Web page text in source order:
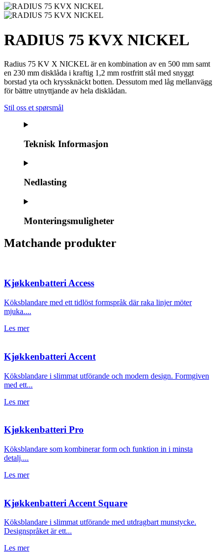
RADIUS 75 KVX NICKEL
Radius 75 KV X NICKEL är en kombination av en 500 mm samt
en 230 mm disklåda i kraftig 1,2 mm rostfritt stål med snyggt
borstad yta och kryssknäckt botten. Dessutom med låg mellanvägg
för bättre utnyttjande av hela disklådan.
Stil oss et spørsmål
Teknisk Informasjon
Nedlasting
Monteringsmuligheter
Matchande produkter
Kjøkkenbatteri Access
Köksblandare med ett tidlöst formspråk där raka linjer möter
mjuka....
Les mer
Kjøkkenbatteri Accent
Köksblandare i slimmat utförande och modern design. Formgiven
med ett...
Les mer
Kjøkkenbatteri Pro
Köksblandare som kombinerar form och funktion in i minsta
detalj....
Les mer
Kjøkkenbatteri Accent Square
Köksblandare i slimmat utförande med utdragbart munstycke.
Designspråket är ett...
Les mer